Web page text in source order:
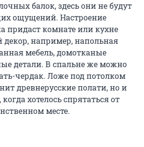
балок, здесь они не будут
ощущений. Настроение
придаст комнате или кухне
например, напольная
мебель, домотканые
детали. В спальне же можно
чердак. Ложе под потолком
древнерусские полати, но и
когда хотелось спрятаться от
месте.